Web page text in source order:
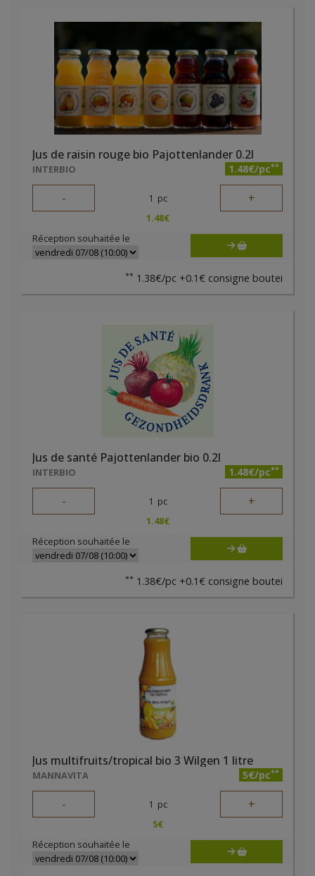
Jus de raisin rouge bio Pajottenlander 0.2l
INTERBIO 1.48€/pc**
- 1 pc +
1.48€
Réception souhaitée le
** 1.38€/pc +0.1€ consigne boutei
Jus de santé Pajottenlander bio 0.2l
INTERBIO 1.48€/pc**
- 1 pc +
1.48€
Réception souhaitée le
** 1.38€/pc +0.1€ consigne boutei
Jus multifruits/tropical bio 3 Wilgen 1 litre
MANNAVITA 5€/pc**
- 1 pc +
5€
Réception souhaitée le